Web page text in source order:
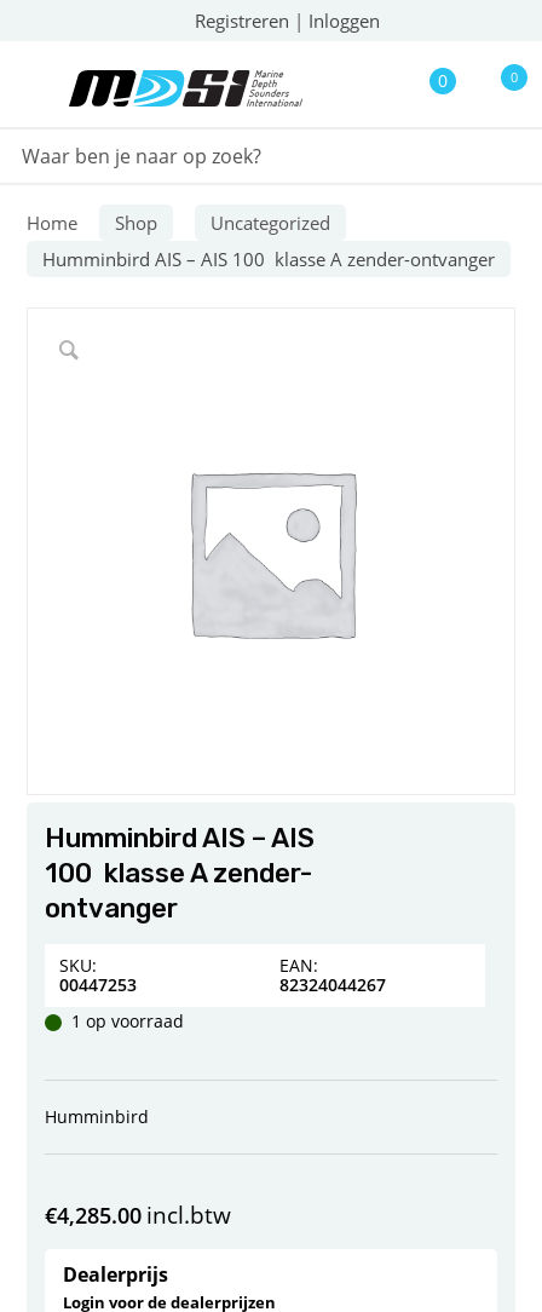
Registreren | Inloggen
0 0
Home Shop
Uncategorized
Humminbird AIS – AIS 100 klasse A zender-ontvanger
Humminbird AIS – AIS
100 klasse A zender-
ontvanger
SKU:
00447253
EAN:
82324044267
1 op voorraad
Humminbird
€4,285.00 incl.btw
Dealerprijs
Login voor de dealerprijzen